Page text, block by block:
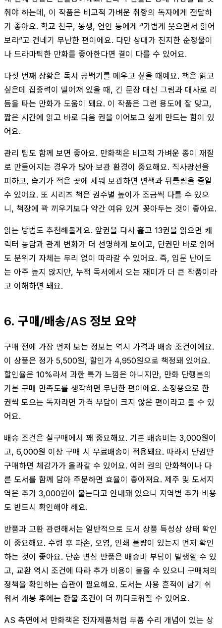
춰야 하는데, 이 작품은 비교적 가벼운 취향의 독자에게 전달하
기 좋아요. 학교 친구, 동생, 연인 등에게 “가볍게 웃으면서 읽어
보라”고 건네기 무난한 편이에요. 다만 상대가 진지한 순정물이
나 드라마틱한 만화를 좋아한다면 결이 다를 수 있어요.
다섯 번째 상황은 독서 공백기를 메우고 싶을 때예요. 책은 읽고
싶은데 집중력이 떨어져 있을 때, 긴 문장 대신 그림과 대사로 리
듬을 타는 만화가 도움이 돼요. 이 작품은 그런 용도에 잘 맞고,
짧은 시간에 읽고 바로 다음 권을 이어보고 싶게 만드는 힘이 있
어요.
관리 팁도 함께 보면 좋아요. 만화책은 비교적 가벼운 종이 재질
로 만들어지는 경우가 많아 보관 환경이 중요해요. 직사광선을
피하고, 습기가 적은 곳에 세워 보관하면 변색과 뒤틀림을 줄일
수 있어요. 또 시리즈 책은 권수별 높이가 조금씩 다를 수 있으
니, 책장에 꽉 끼우기보다 약간 여유 있게 꽂아두는 것이 좋아요.
읽는 방법도 추천해볼게요. 앞권을 다시 훑고 13권을 읽으면 캐
릭터 농담과 관계 변화가 더 선명하게 보이고, 단권만 바로 읽어
도 분위기 자체는 무리 없이 따라갈 수 있어요. 즉, 입문 난이도
는 아주 높지 않지만, 누적 독서에서 오는 재미가 더 큰 작품이라
고 이해하면 돼요.
6. 구매/배송/AS 정보 요약
구매 전에 가장 먼저 보는 정보는 역시 가격과 배송 조건이에요.
이 상품은 정가 5,500원, 할인가 4,950원으로 책정돼 있어요.
할인율은 10%라서 과한 특가 느낌은 아니지만, 만화 단행본의
기본 구매 만족도를 생각하면 무난한 편이에요. 소장용으로 한
권씩 모으는 독자라면 가격 부담이 크지 않은 편이라고 볼 수 있
어요.
배송 조건은 실구매에서 꽤 중요해요. 기본 배송비는 3,000원이
고, 6,000원 이상 구매 시 무료배송이 적용돼요. 따라서 단권만
구매하면 체감가가 올라갈 수 있어요. 여러 권의 만화책이나 다
른 도서를 함께 담아 주문하면 효율이 좋아져요. 제주 및 도서지
역은 추가 3,000원이 붙는다고 안내돼 있으니 지역별 추가 비용
도 반드시 확인해야 해요.
반품과 교환 관련해서는 일반적으로 도서 상품 특성상 상태 확인
이 중요해요. 수령 후 파손, 오염, 인쇄 불량이 있는지 먼저 확인
하는 것이 좋아요. 단순 변심 반품은 배송비 부담이 발생할 수 있
고, 교환 역시 조건에 따라 추가 비용이 붙을 수 있으니 구매처의
정책을 확인하는 습관이 필요해요. 도서는 사용 흔적이 남기 쉬
워서 개봉 후에는 환불 조건이 더 까다로워질 수 있어요.
AS 측면에서 만화책은 전자제품처럼 부품 수리 개념이 있는 상